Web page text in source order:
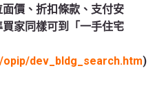
價、折扣條款、支付安
家同樣可到「一手住宅
dev_bldg_search.htm)